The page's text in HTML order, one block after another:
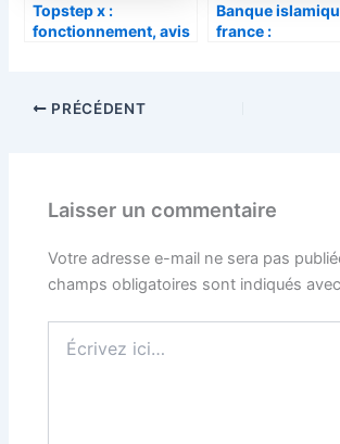
Topstep x :
fonctionnement, avis
Banque
france :
PRÉCÉDENT
Laisser un commentaire
Votre adresse e-mail ne sera pas
champs obligatoires sont indiqués avec
ici…